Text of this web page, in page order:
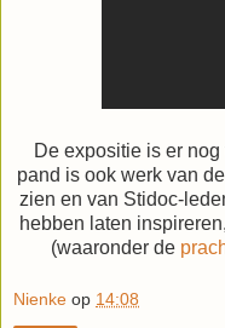
De expositie is er
pand is ook werk van
zien en van Stidoc-
hebben laten
(waaronder de
Nienke op 14:08